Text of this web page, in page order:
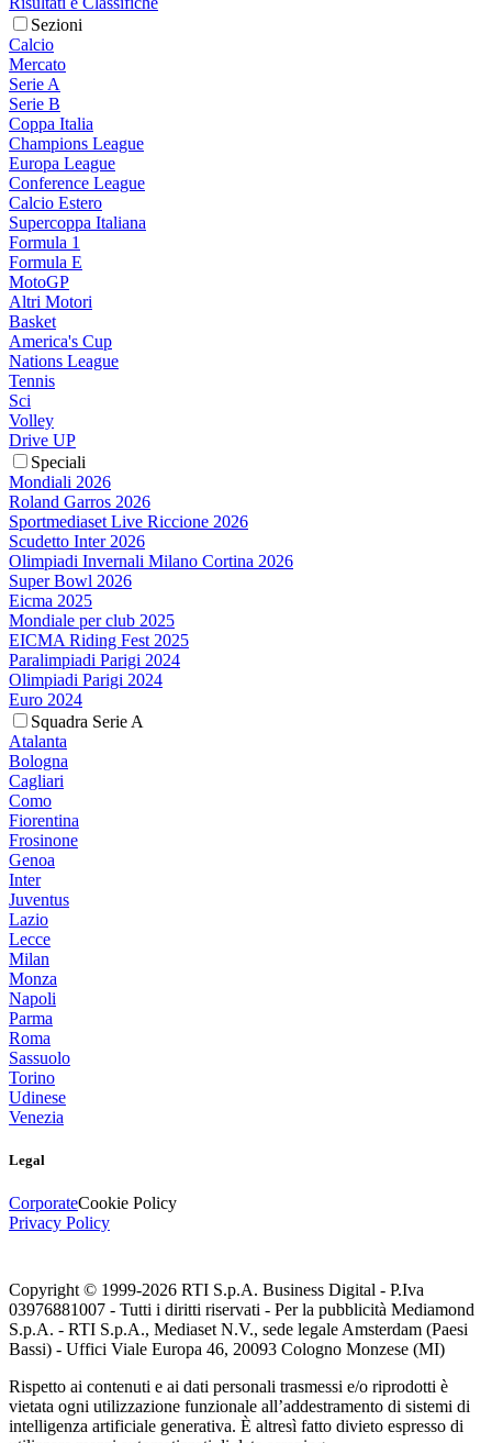
Sezioni
Calcio
Mercato
Serie A
Serie B
Coppa Italia
Champions League
Europa League
Conference League
Calcio Estero
Supercoppa Italiana
Formula 1
Formula E
MotoGP
Altri Motori
Basket
America's Cup
Nations League
Tennis
Sci
Volley
Drive UP
Speciali
Mondiali 2026
Roland Garros 2026
Sportmediaset Live Riccione 2026
Scudetto Inter 2026
Olimpiadi Invernali Milano Cortina 2026
Super Bowl 2026
Eicma 2025
Mondiale per club 2025
EICMA Riding Fest 2025
Paralimpiadi Parigi 2024
Olimpiadi Parigi 2024
Euro 2024
Squadra Serie A
Atalanta
Bologna
Cagliari
Como
Fiorentina
Frosinone
Genoa
Inter
Juventus
Lazio
Lecce
Milan
Monza
Napoli
Parma
Roma
Sassuolo
Torino
Udinese
Venezia
Legal
CorporateCookie Policy
Privacy Policy
Copyright © 1999-2026 RTI S.p.A. Business Digital - P.Iva
03976881007 - Tutti i diritti riservati - Per la pubblicità Mediamond
S.p.A. - RTI S.p.A., Mediaset N.V., sede legale Amsterdam (Paesi
Bassi) - Uffici Viale Europa 46, 20093 Cologno Monzese (MI)
Rispetto ai contenuti e ai dati personali trasmessi e/o riprodotti è
vietata ogni utilizzazione funzionale all’addestramento di sistemi di
intelligenza artificiale generativa. È altresì fatto divieto espresso di